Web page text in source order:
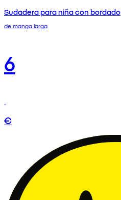
Sudadera para niña con bordado
de manga larga
6
€